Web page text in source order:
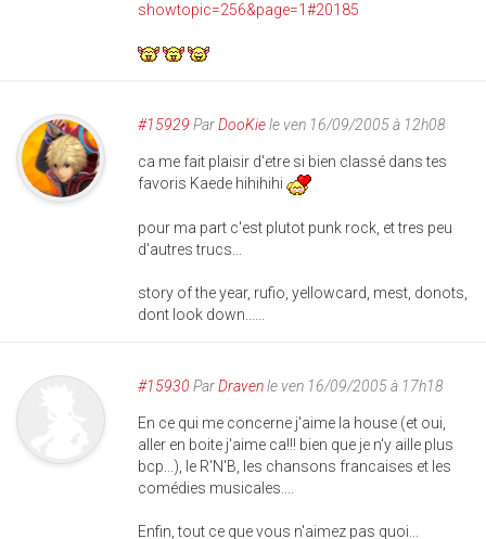
showtopic=256&page=1#20185
#15929 ParDooKiele ven 16/09/2005 à 12h08
ca me fait plaisir d'etre si bien classé dans tes
favoris Kaede hihihihi
pour ma part c'est plutot punk rock, et tres peu
d'autres trucs...
story of the year, rufio, yellowcard, mest, donots,
dont look down......
#15930 ParDravenle ven 16/09/2005 à 17h18
En ce qui me concerne j'aime la house (et oui,
aller en boite j'aime ca!!! bien que je n'y aille plus
bcp...), le R'N'B, les chansons francaises et les
comédies musicales....
Enfin, tout ce que vous n'aimez pas quoi...